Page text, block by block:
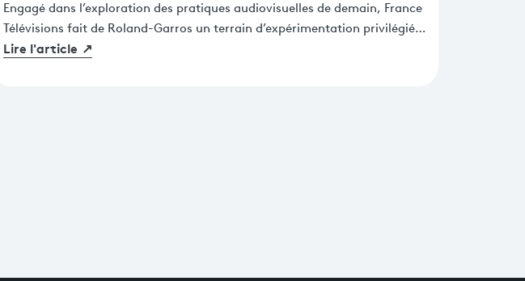
Engagé dans l’exploration des pratiques audiovisuelles de demain, France
Télévisions fait de Roland-Garros un terrain d’expérimentation privilégié
pour imaginer l’avenir de la production, de la diffusion sportive et des
Lire l'article ↗